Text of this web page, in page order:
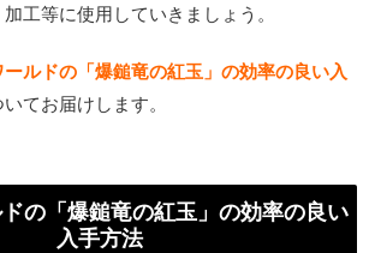
工等に使用していきましょう。
ールドの「爆鎚竜の紅玉」の効率の良い入
いてお届けします。
の「爆鎚竜の紅玉」の効率の良い
入手方法